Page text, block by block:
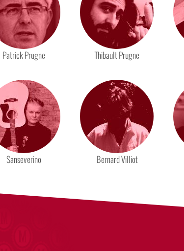
Patrick Prugne Thibault Prugne
Sanseverino Bernard Villiot